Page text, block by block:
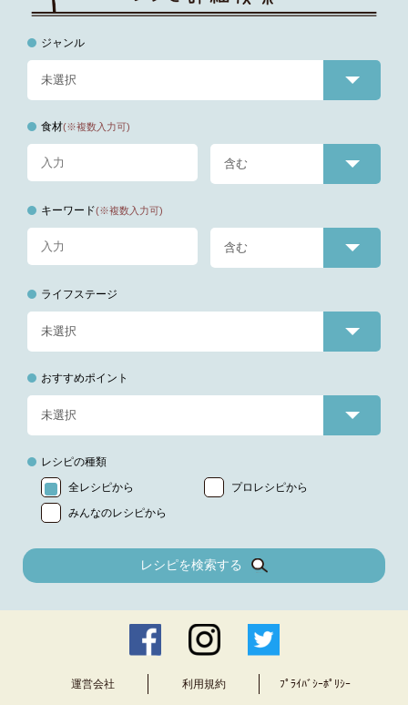
ジャンル
食材(※複数入力可)
キーワード(※複数入力可)
ライフステージ
おすすめポイント
レシピの種類
全レシピから
プロレシピから
みんなのレシピから
レシピを検索する
運営会社 利用規約 ﾌﾟﾗｲﾊﾞｼｰﾎﾟﾘｼｰ